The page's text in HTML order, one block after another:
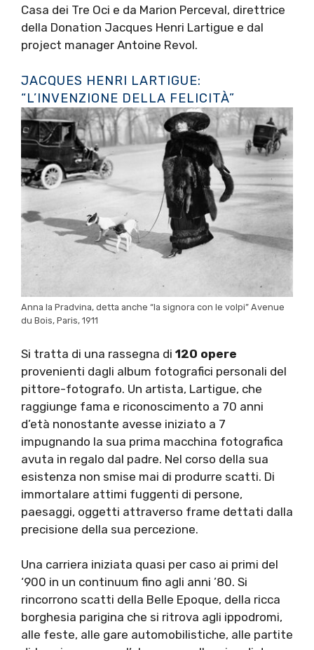
Casa dei Tre Oci e da Marion Perceval, direttrice
della Donation Jacques Henri Lartigue e dal
project manager Antoine Revol.
JACQUES HENRI LARTIGUE:
“L’INVENZIONE DELLA FELICITÀ”
Anna la Pradvina, detta anche “la signora con le volpi” Avenue
du Bois, Paris, 1911
Si tratta di una rassegna di 120 opere
provenienti dagli album fotografici personali del
pittore-fotografo. Un artista, Lartigue, che
raggiunge fama e riconoscimento a 70 anni
d’età nonostante avesse iniziato a 7
impugnando la sua prima macchina fotografica
avuta in regalo dal padre. Nel corso della sua
esistenza non smise mai di produrre scatti. Di
immortalare attimi fuggenti di persone,
paesaggi, oggetti attraverso frame dettati dalla
precisione della sua percezione.
Una carriera iniziata quasi per caso ai primi del
‘900 in un continuum fino agli anni ’80. Si
rincorrono scatti della Belle Epoque, della ricca
borghesia parigina che si ritrova agli ippodromi,
alle feste, alle gare automobilistiche, alle partite